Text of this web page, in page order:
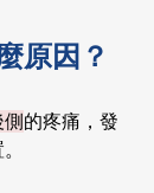
原因？
側的疼痛，發